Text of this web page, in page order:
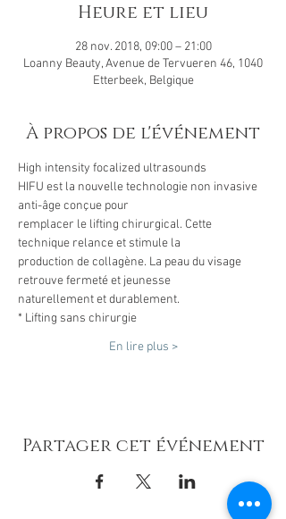
Heure et lieu
28 nov. 2018, 09:00 – 21:00
Loanny Beauty, Avenue de Tervueren 46, 1040
Etterbeek, Belgique
À propos de l'événement
High intensity focalized ultrasounds
HIFU est la nouvelle technologie non invasive
anti-âge conçue pour
remplacer le lifting chirurgical. Cette
technique relance et stimule la
production de collagène. La peau du visage
retrouve fermeté et jeunesse
naturellement et durablement.
* Lifting sans chirurgie
En lire plus >
Partager cet événement